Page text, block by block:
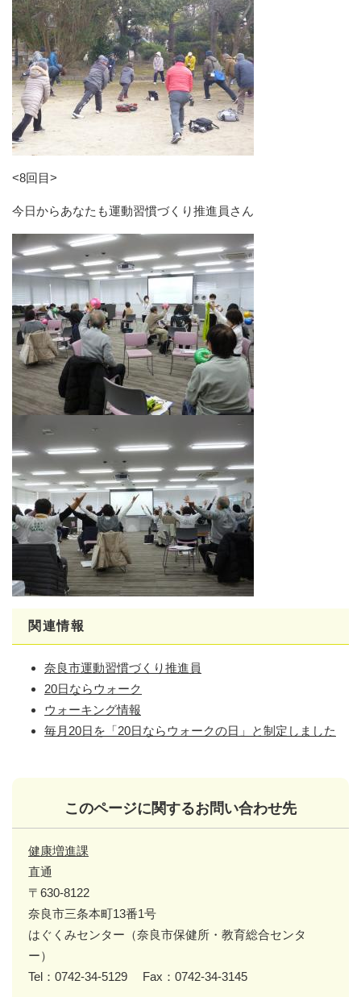
<8回目>
今日からあなたも運動習慣づくり推進員さん
関連情報
奈良市運動習慣づくり推進員
20日ならウォーク
ウォーキング情報
毎月20日を「20日ならウォークの日」と制定しました
このページに関するお問い合わせ先
健康増進課
直通
〒630-8122
奈良市三条本町13番1号
はぐくみセンター（奈良市保健所・教育総合センタ
ー）
Tel：0742-34-5129
Fax：0742-34-3145